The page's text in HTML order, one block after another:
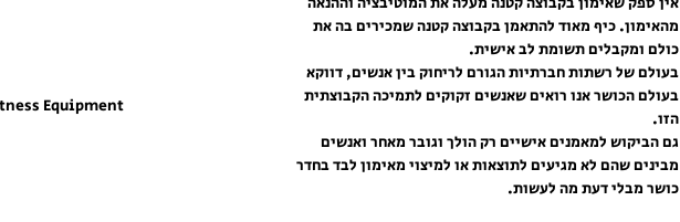
Equipment
מהאימון. כיף מאוד להתאמן בקבוצה קטנה שמכירים בה את
כולם ומקבלים תשומת לב אישית.
בעולם של רשתות חברתיות הגורם לריחוק בין אנשים, דווקא
בעולם הכושר אנו רואים שאנשים זקוקים לתמיכה הקבוצתית
הזו.
גם הביקוש למאמנים אישיים רק הולך וגובר מאחר ואנשים
מבינים שהם לא מגיעים לתוצאות או למיצוי מאימון לבד בחדר
כושר מבלי דעת מה לעשות.